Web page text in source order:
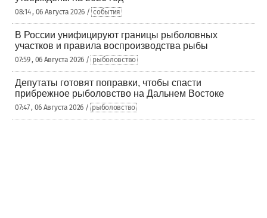
08:14 , 06 Августа 2026 / события
В России унифицируют границы рыболовных
участков и правила воспроизводства рыбы
07:59 , 06 Августа 2026 / рыболовство
Депутаты готовят поправки, чтобы спасти
прибрежное рыболовство на Дальнем Востоке
07:47 , 06 Августа 2026 / рыболовство